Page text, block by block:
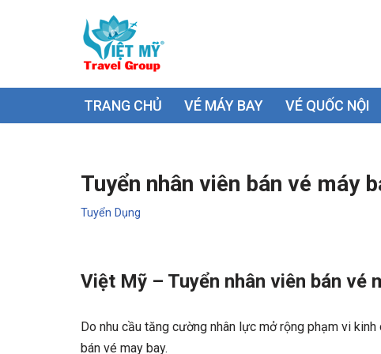
nội
TRANG CHỦ VÉ MÁY BAY VÉ QUỐC NỘI
Tuyển nhân viên bán vé máy
Tuyển Dụng
Việt Mỹ – Tuyển nhân viên bán vé
Do nhu cầu tăng cường nhân lực mở rộng phạm vi
bán vé may bay.